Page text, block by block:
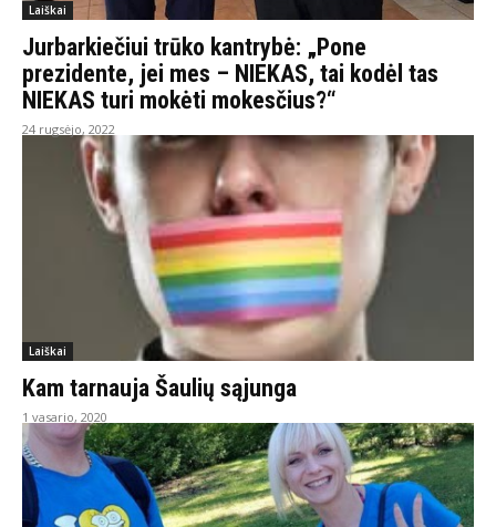
Laiškai
Jurbarkiečiui trūko kantrybė: „Pone
prezidente, jei mes – NIEKAS, tai kodėl tas
NIEKAS turi mokėti mokesčius?“
24 rugsėjo, 2022
Laiškai
Kam tarnauja Šaulių sąjunga
1 vasario, 2020